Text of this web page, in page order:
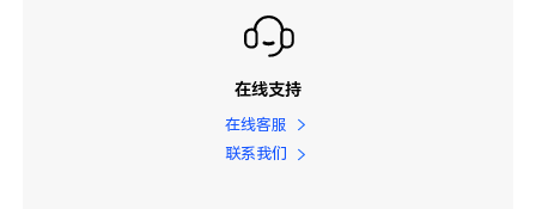
在线支持
在线客服
联系我们